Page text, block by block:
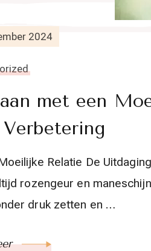
2024
met een
Relatie De
rozengeur en
druk zetten en …